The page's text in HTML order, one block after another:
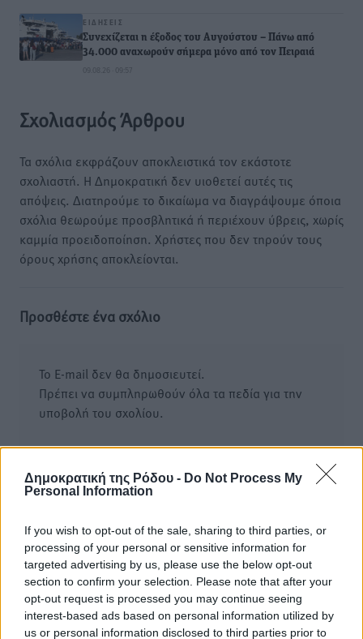
Δημοκρατική της Ρόδου - Do Not Process My
Personal Information
If you wish to opt-out of the sale, sharing to third parties, or
processing of your personal or sensitive information for
targeted advertising by us, please use the below opt-out
section to confirm your selection. Please note that after your
opt-out request is processed you may continue seeing
interest-based ads based on personal information utilized by
us or personal information disclosed to third parties prior to
ΕΙΔΉΣΕΙΣ
Συνεχίζεται η έξοδος του Αυγούστου – Πάνω από
34.000 αναχωρούν σήμερα μόνο από τον Πειραιά
09.08.26 · 09:57
Σχολιασμός Άρθρου
Τα σχόλια εκφράζουν αποκλειστικά τον εκάστοτε
σχολιαστή. Η Δημοκρατική δεν υιοθετεί αυτές τις
απόψεις. Διατηρούμε το δικαίωμα να διαγράψουμε όποια
σχόλια θεωρούμε προσβλητικά ή περιέχουν ύβρεις, χωρίς
καμμία προειδοποίηση. Χρήστες που δεν τηρούν τους
όρους χρήσης αποκλείονται.
Προσθέστε ένα σχόλιο
Το E-mail δεν θα δημοσιευτεί.
Πρέπει να συμπληρωθούν όλα τα πεδία για την
υποβολή του σχολίου.
Όνοματεπώνυμο Email
Φύλαξε τα στοιχεία μου για την επόμενη φορά.